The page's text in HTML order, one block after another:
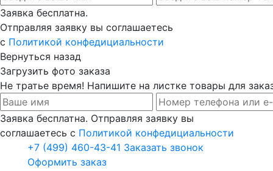
Заявка бесплатна.
Отправляя заявку вы соглашаетесь
с Политикой конфедициальности
Вернуться назад
Загрузить фото заказа
Не тратье время! Напишите на листке товары для
Заявка бесплатна. Отправляя заявку вы
соглашаетесь с Политикой конфедициальности
+7 (499) 460-43-41 Заказать звонок
Оформить заказ